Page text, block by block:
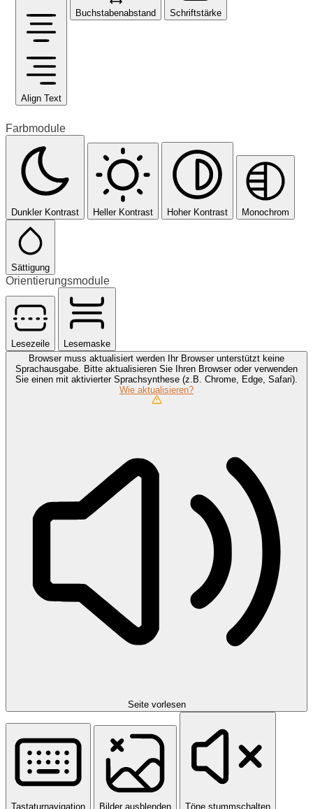
Align Text
Buchstabenabstand Schriftstärke
Farbmodule
Dunkler Kontrast Heller Kontrast Hoher Kontrast Monochrom
Sättigung
Orientierungsmodule
Lesezeile
Lesemaske
Browser muss aktualisiert werden
Ihr Browser unterstützt keine
Sprachausgabe. Bitte aktualisieren Sie Ihren Browser oder verwenden
Sie einen mit aktivierter Sprachsynthese (z.B. Chrome, Edge, Safari).
Wie aktualisieren?
Seite vorlesen
Tastaturnavigation Bilder ausblenden Töne stummschalten